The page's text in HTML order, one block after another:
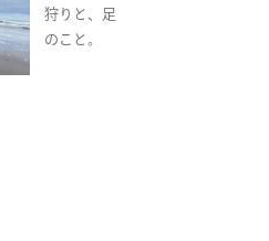
狩りと、足
のこと。